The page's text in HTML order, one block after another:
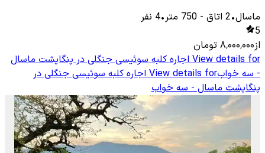
ماسال•
2 اتاق -
750 متر•
4 نفر
5
از۸٬۰۰۰٬۰۰۰ تومان
View details for اجاره کلبه سوئیسی جنگلی در پنگاپشت ماسال
- سه خوابView details for اجاره کلبه سوئیسی جنگلی در
پنگاپشت ماسال - سه خواب